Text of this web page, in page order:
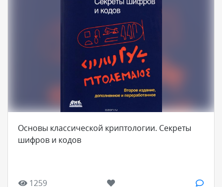
Основы классической криптологии. Секреты
шифров и кодов
1259